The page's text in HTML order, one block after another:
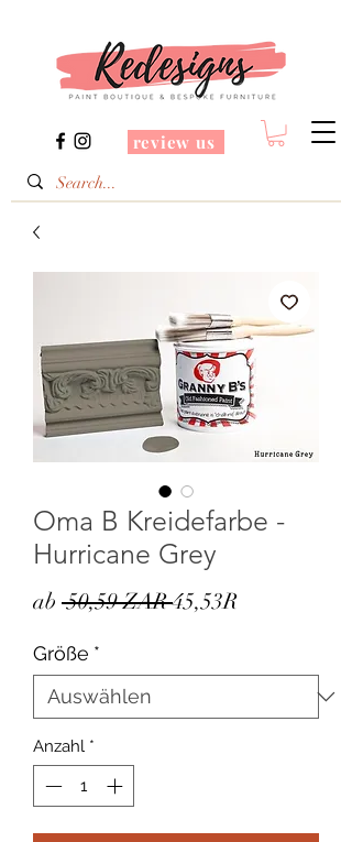
review us
Oma B Kreidefarbe -
Hurricane Grey
ab 50,59 ZAR Standardpreis
45,53RSale-
Größe *
Anzahl *